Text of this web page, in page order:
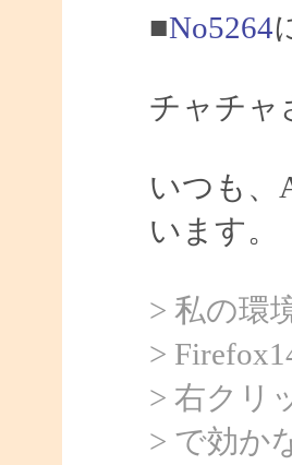
■No5264
チャチャ
いつも、
います。
> 私の環
>
> 右クリ
> で効か